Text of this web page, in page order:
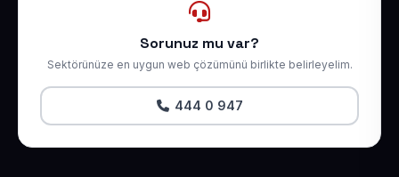
Sorunuz mu var?
Sektörünüze en uygun web çözümünü birlikte belirleyelim.
444 0 947